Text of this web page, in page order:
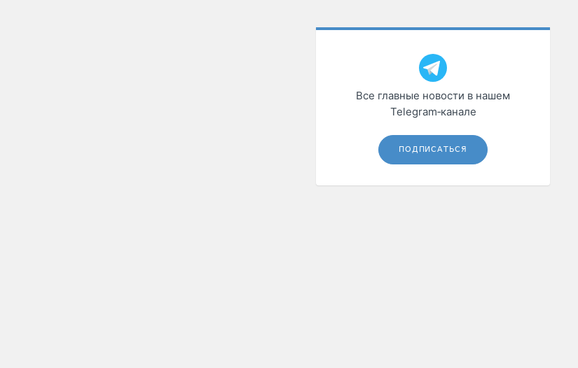
Все главные новости в нашем
Telegram‑канале
ПОДПИСАТЬСЯ